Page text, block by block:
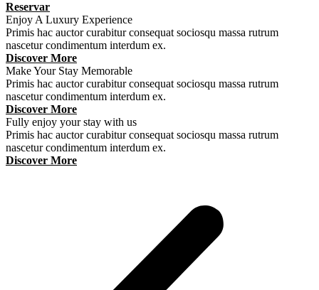
Reservar
Enjoy A Luxury Experience
Primis hac auctor curabitur consequat sociosqu massa rutrum
nascetur condimentum interdum ex.
Discover More
Make Your Stay Memorable
Primis hac auctor curabitur consequat sociosqu massa rutrum
nascetur condimentum interdum ex.
Discover More
Fully enjoy your stay with us
Primis hac auctor curabitur consequat sociosqu massa rutrum
nascetur condimentum interdum ex.
Discover More